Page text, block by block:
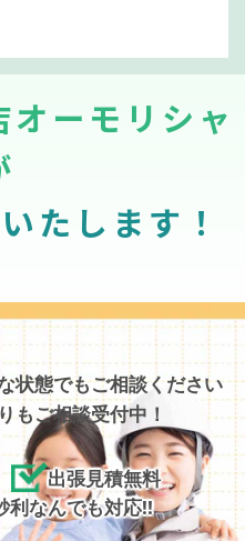
ーモリシャ
たします！
状態でもご相談ください
もご相談受付中！
出張見積無料
利なんでも対応!!